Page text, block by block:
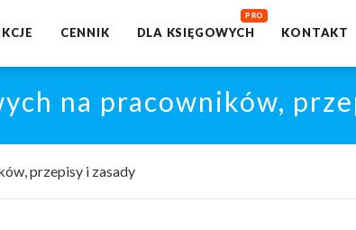
CENNIK DLA KSIĘGOWYCH KONTAKT
na pracowników,
przepisy i zasady